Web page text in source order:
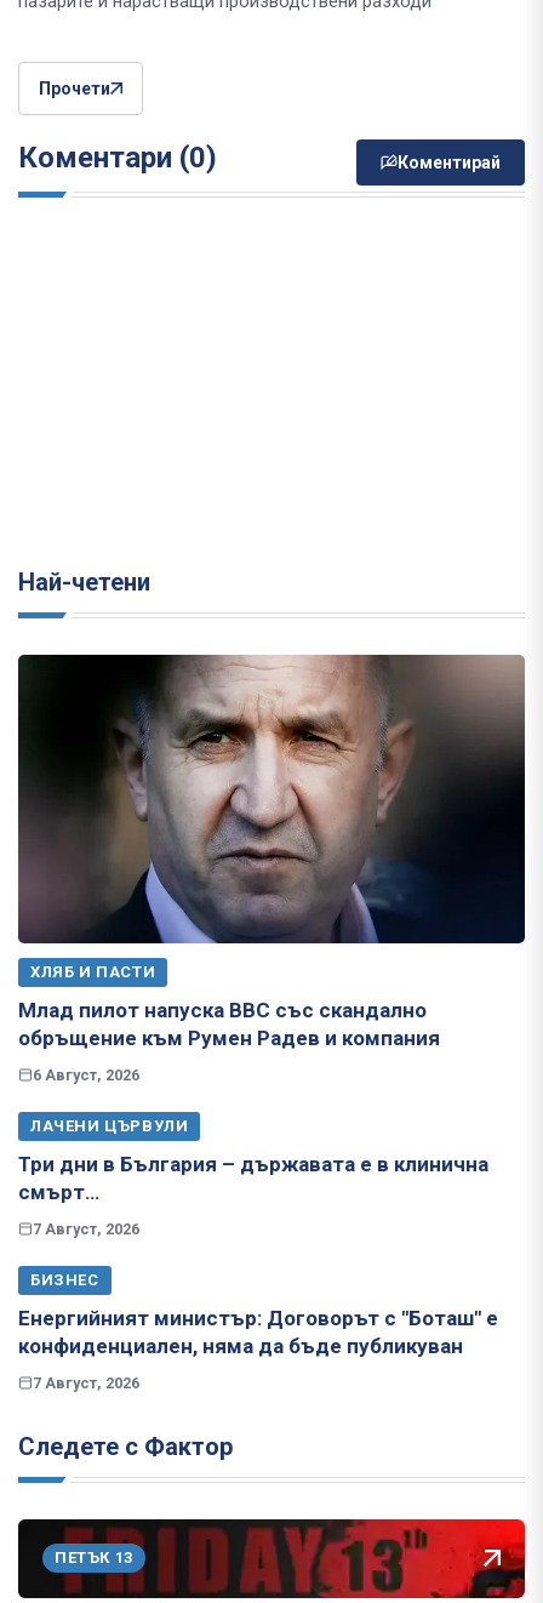
Прочети
Коментари (0) Коментирай
Най-четени
ХЛЯБ И ПАСТИ
Млад пилот напуска ВВС със скандално
обръщение към Румен Радев и компания
6 Август, 2026
ЛАЧЕНИ ЦЪРВУЛИ
Три дни в България – държавата е в клинична
смърт…
7 Август, 2026
БИЗНЕС
Енергийният министър: Договорът с "Боташ" е
конфиденциален, няма да бъде публикуван
7 Август, 2026
Следете с Фактор
ПЕТЪК 13